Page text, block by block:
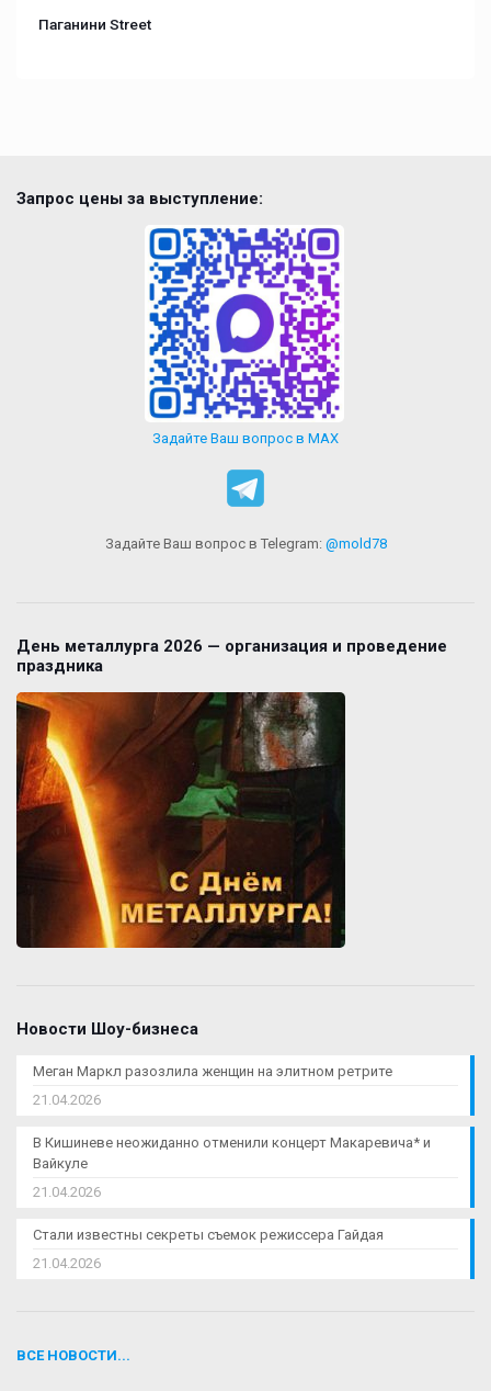
Паганини Street
Запрос цены за выступление:
Задайте Ваш вопрос в MAX
Задайте Ваш вопрос в Telegram: @mold78
День металлурга 2026 — организация и проведение
праздника
Новости Шоу-бизнеса
Меган Маркл разозлила женщин на элитном ретрите
21.04.2026
В Кишиневе неожиданно отменили концерт Макаревича* и
Вайкуле
21.04.2026
Стали известны секреты съемок режиссера Гайдая
21.04.2026
ВСЕ НОВОСТИ...